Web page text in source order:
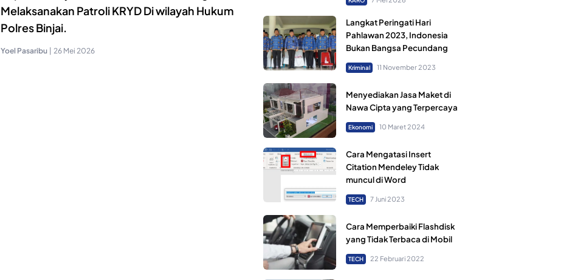
Melaksanakan Patroli KRYD Di wilayah Hukum
Polres Binjai.
Yoel Pasaribu 26 Mei 2026
Langkat Peringati Hari
Pahlawan 2023, Indonesia
Bukan Bangsa Pecundang
Kriminal 11 November 2023
Menyediakan Jasa Maket di
Nawa Cipta yang Terpercaya
Ekonomi 10 Maret 2024
Cara Mengatasi Insert
Citation Mendeley Tidak
muncul di Word
TECH 7 Juni 2023
Cara Memperbaiki Flashdisk
yang Tidak Terbaca di Mobil
TECH 22 Februari 2022